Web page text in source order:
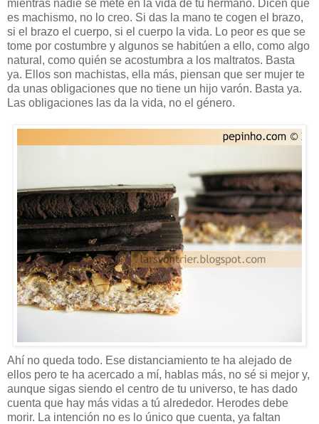
mientras nadie se mete en la vida de tu hermano. Dicen que
es machismo, no lo creo. Si das la mano te cogen el brazo,
si el brazo el cuerpo, si el cuerpo la vida. Lo peor es que se
tome por costumbre y algunos se habitúen a ello, como algo
natural, como quién se acostumbra a los maltratos. Basta
ya. Ellos son machistas, ella más, piensan que ser mujer te
da unas obligaciones que no tiene un hijo varón. Basta ya.
Las obligaciones las da la vida, no el género.
Ahí no queda todo. Ese distanciamiento te ha alejado de
ellos pero te ha acercado a mí, hablas más, no sé si mejor y,
aunque sigas siendo el centro de tu universo, te has dado
cuenta que hay más vidas a tú alrededor. Herodes debe
morir. La intención no es lo único que cuenta, ya faltan